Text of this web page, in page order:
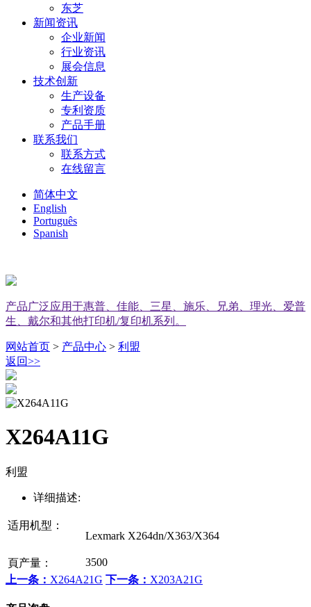
东芝
新闻资讯
企业新闻
行业资讯
展会信息
技术创新
生产设备
专利资质
产品手册
联系我们
联系方式
在线留言
简体中文
English
Português
Spanish
产品广泛应用于惠普、佳能、三星、施乐、兄弟、理光、爱普
生、戴尔和其他打印机/复印机系列。
网站首页 > 产品中心 > 利盟
返回>>
X264A11G
利盟
详细描述:
适用机型：
Lexmark X264dn/X363/X364
頁产量：
3500
上一条： X264A21G 下一条： X203A21G